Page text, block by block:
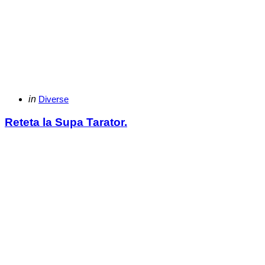
Categories
Posted
in Diverse
Reteta la Supa Tarator.